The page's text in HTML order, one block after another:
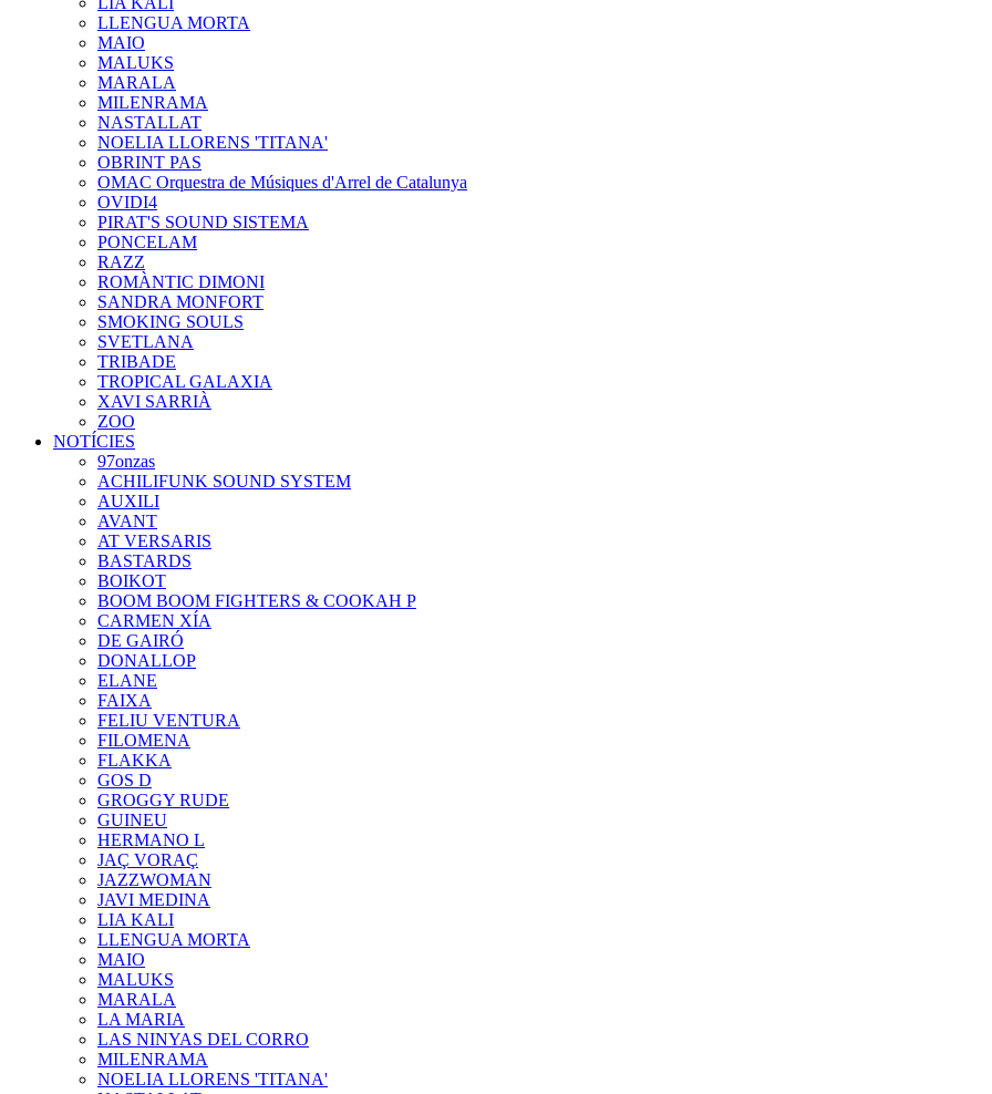
LLENGUA MORTA
MAIO
MALUKS
MARALA
MILENRAMA
NASTALLAT
NOELIA LLORENS 'TITANA'
OBRINT PAS
OMAC Orquestra de Músiques d'Arrel de Catalunya
OVIDI4
PIRAT'S SOUND SISTEMA
PONCELAM
RAZZ
ROMÀNTIC DIMONI
SANDRA MONFORT
SMOKING SOULS
SVETLANA
TRIBADE
TROPICAL GALAXIA
XAVI SARRIÀ
ZOO
NOTÍCIES
97onzas
ACHILIFUNK SOUND SYSTEM
AUXILI
AVANT
AT VERSARIS
BASTARDS
BOIKOT
BOOM BOOM FIGHTERS & COOKAH P
CARMEN XÍA
DE GAIRÓ
DONALLOP
ELANE
FAIXA
FELIU VENTURA
FILOMENA
FLAKKA
GOS D
GROGGY RUDE
GUINEU
HERMANO L
JAÇ VORAÇ
JAZZWOMAN
JAVI MEDINA
LIA KALI
LLENGUA MORTA
MAIO
MALUKS
MARALA
LA MARIA
LAS NINYAS DEL CORRO
MILENRAMA
NOELIA LLORENS 'TITANA'